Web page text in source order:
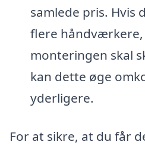
samlede pris. Hvis
flere håndværkere,
monteringen skal
kan dette øge
yderligere.
For at sikre, at du får